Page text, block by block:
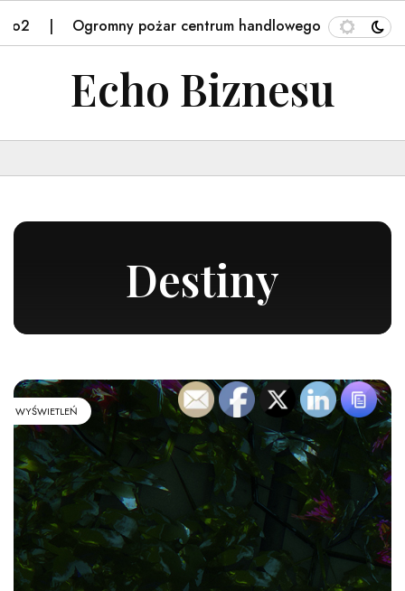
Ogromny pożar centrum handlowego w Bydgoszczy.
Echo Biznesu
Destiny
WYŚWIETLEŃ